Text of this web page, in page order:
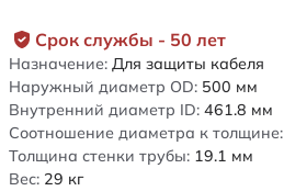
Срок службы - 50 лет
Назначение: Для защиты кабеля
Наружный диаметр OD: 500 мм
Внутренний диаметр ID: 461.8 мм
Соотношение диаметра к толщине:
Толщина стенки трубы: 19.1 мм
Вес: 29 кг